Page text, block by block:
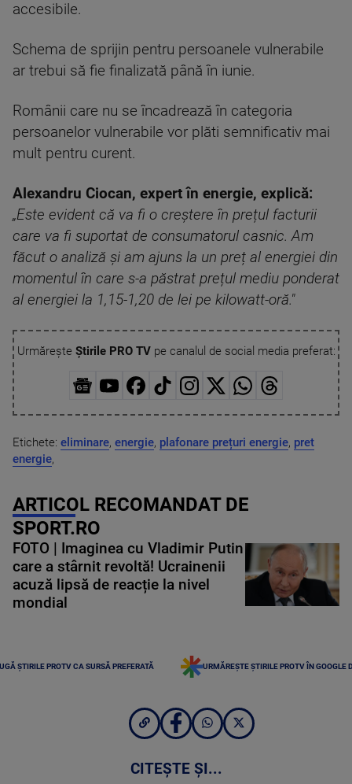
accesibile.
Schema de sprijin pentru persoanele vulnerabile
ar trebui să fie finalizată până în iunie.
Românii care nu se încadrează în categoria
persoanelor vulnerabile vor plăti semnificativ mai
mult pentru curent.
Alexandru Ciocan, expert în energie, explică:
„Este evident că va fi o creștere în prețul facturii
care va fi suportat de consumatorul casnic. Am
făcut o analiză și am ajuns la un preț al energiei din
momentul în care s-a păstrat prețul mediu ponderat
al energiei la 1,15-1,20 de lei pe kilowatt-oră."
Urmărește Știrile PRO TVpe canalul de social media preferat:
Etichete: eliminare, energie, plafonare prețuri energie, pret
energie,
ARTICOL RECOMANDAT DE
SPORT.RO
FOTO | Imaginea cu Vladimir Putin
care a stârnit revoltă! Ucrainenii
acuză lipsă de reacție la nivel
mondial
ȘTIRILE PROTV CA SURSĂ PREFERATĂ URMĂREȘTE ȘTIRILE PROTV ÎN GOOGLE
CITEȘTE ȘI...